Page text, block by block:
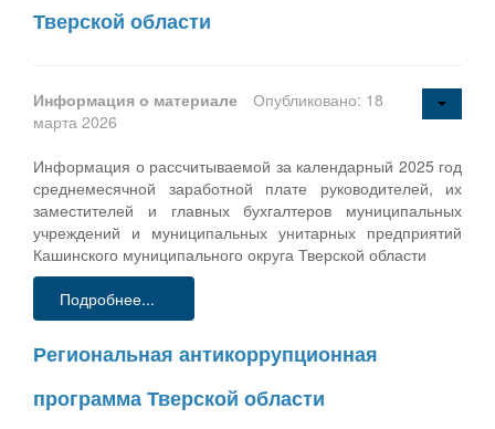
Тверской области
Информация о материале
Опубликовано: 18
марта 2026
Информация о рассчитываемой за календарный 2025 год
среднемесячной заработной плате руководителей, их
заместителей и главных бухгалтеров муниципальных
учреждений и муниципальных унитарных предприятий
Кашинского муниципального округа Тверской области
Подробнее...
Региональная антикоррупционная
программа Тверской области